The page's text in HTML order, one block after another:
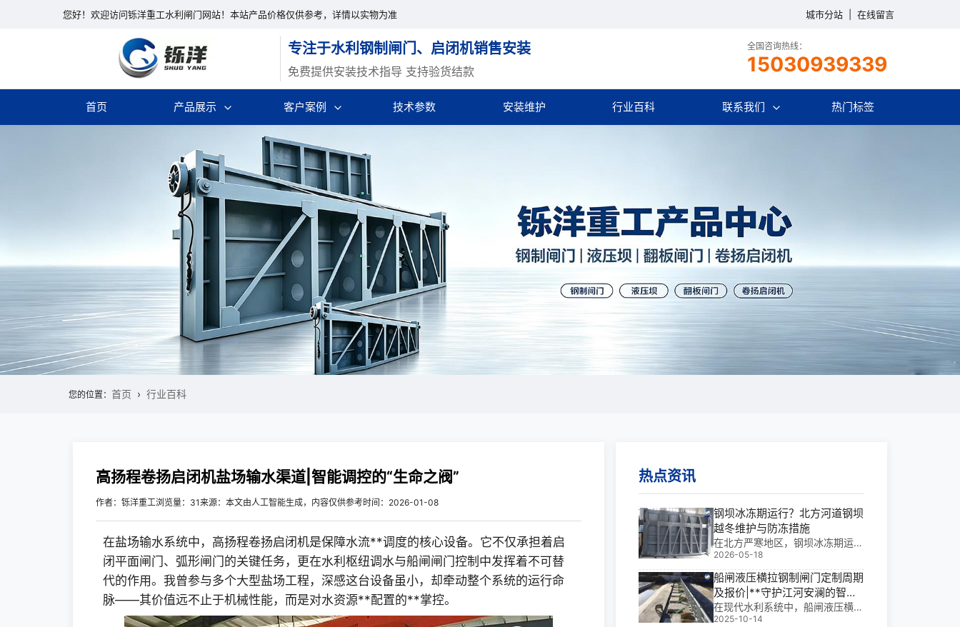
您好！欢迎访问铄洋重工水利闸门网站！本站产品价格仅供参考，详情以实物为准 城市分站 在线留言
专注于水利钢制闸门、启闭机销售安装
免费提供安装技术指导 支持验货结款
全国咨询热线：
15030939339
首页 产品展示 客户案例 技术参数 安装维护 行业百科 联系我们 热门标签
您的位置： 首页 行业百科
高扬程卷扬启闭机盐场输水渠道|智能调控的“生命之阀”
作者：铄洋重工浏览量：31来源：本文由人工智能生成，内容仅供参考时间：2026-01-08
在盐场输水系统中，高扬程卷扬启闭机是保障水流**调度的核心设备。它不仅承担着启
闭平面闸门、弧形闸门的关键任务，更在水利枢纽调水与船闸闸门控制中发挥着不可替
代的作用。我曾参与多个大型盐场工程，深感这台设备虽小，却牵动整个系统的运行命
脉——其价值远不止于机械性能，而是对水资源**配置的**掌控。
热点资讯
钢坝冰冻期运行？北方河道钢坝
越冬维护与防冻措施
在北方严寒地区，钢坝冰冻期运行
常面临闸门冻结、启闭困难等核心
**，直接威胁河道安全。基于我多
年参与多个大型水利项目的现场经
验，科学制定北方河道钢坝越冬维
护方案是保障设施安全的关键。
2026-05-18
船闸液压横拉钢制闸门定制周期
及报价|**守护江河安澜的智能
之门
在现代水利系统中，船闸液压横拉
钢制闸门不仅是水库挡水系统的
2025-10-14